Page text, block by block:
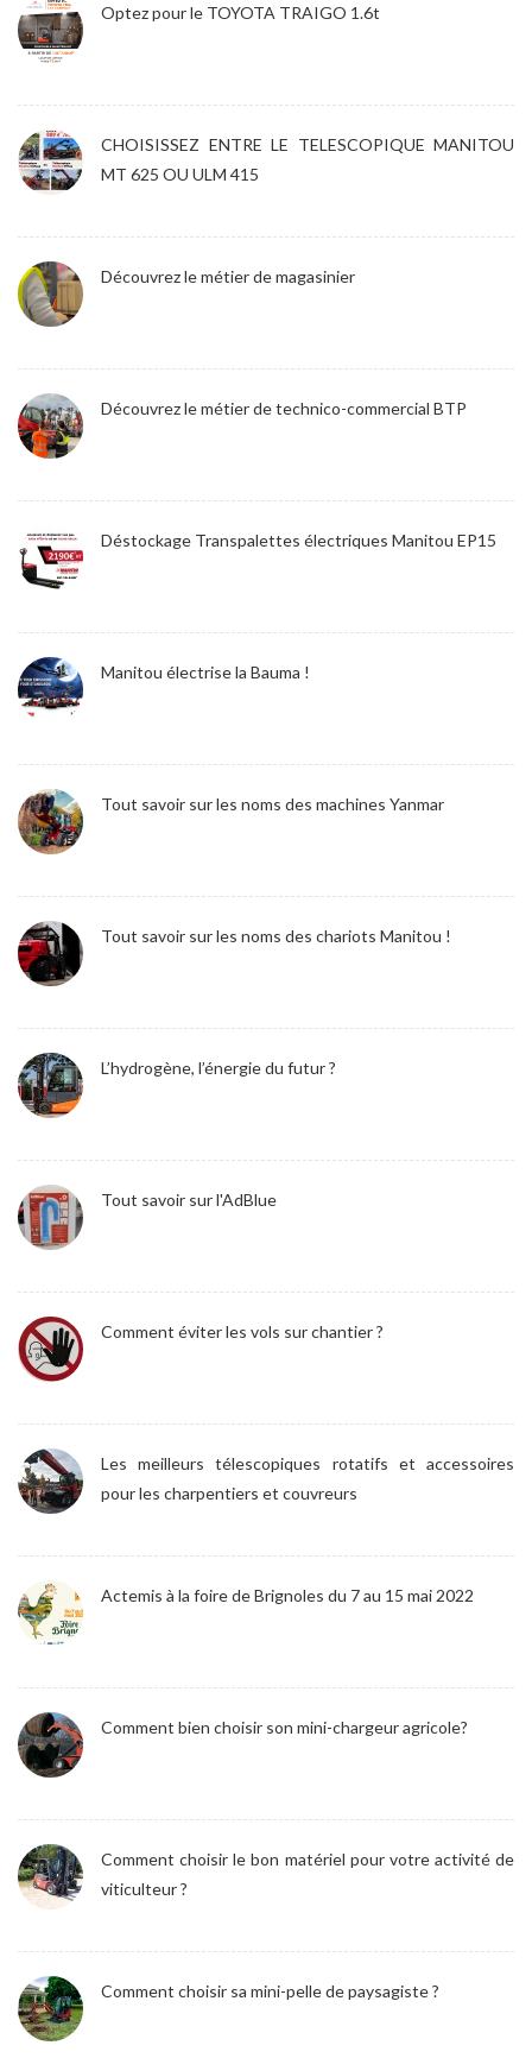
Optez pour le TOYOTA TRAIGO 1.6t
CHOISISSEZ ENTRE LE TELESCOPIQUE MANITOU
MT 625 OU ULM 415
Découvrez le métier de magasinier
Découvrez le métier de technico-commercial BTP
Déstockage Transpalettes électriques Manitou EP15
Manitou électrise la Bauma !
Tout savoir sur les noms des machines Yanmar
Tout savoir sur les noms des chariots Manitou !
L’hydrogène, l’énergie du futur ?
Tout savoir sur l'AdBlue
Comment éviter les vols sur chantier ?
Les meilleurs télescopiques rotatifs et accessoires
pour les charpentiers et couvreurs
Actemis à la foire de Brignoles du 7 au 15 mai 2022
Comment bien choisir son mini-chargeur agricole?
Comment choisir le bon matériel pour votre activité de
viticulteur ?
Comment choisir sa mini-pelle de paysagiste ?